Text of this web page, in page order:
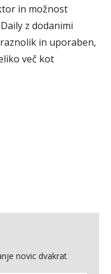
in možnost
z dodanimi
in uporaben,
več kot
novic dvakrat